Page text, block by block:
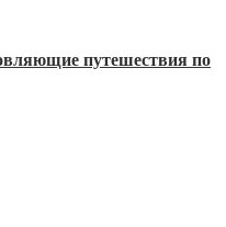
путешествия по